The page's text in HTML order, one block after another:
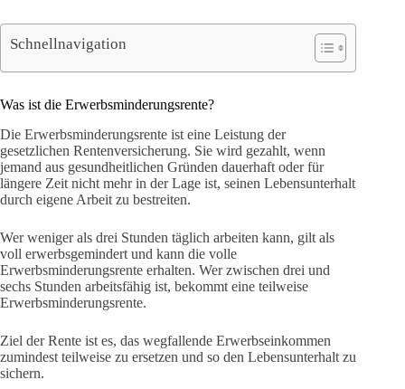
Schnellnavigation
Was ist die Erwerbsminderungsrente?
Die Erwerbsminderungsrente ist eine Leistung der
gesetzlichen Rentenversicherung. Sie wird gezahlt, wenn
jemand aus gesundheitlichen Gründen dauerhaft oder für
längere Zeit nicht mehr in der Lage ist, seinen Lebensunterhalt
durch eigene Arbeit zu bestreiten.
Wer weniger als drei Stunden täglich arbeiten kann, gilt als
voll erwerbsgemindert und kann die volle
Erwerbsminderungsrente erhalten. Wer zwischen drei und
sechs Stunden arbeitsfähig ist, bekommt eine teilweise
Erwerbsminderungsrente.
Ziel der Rente ist es, das wegfallende Erwerbseinkommen
zumindest teilweise zu ersetzen und so den Lebensunterhalt zu
sichern.